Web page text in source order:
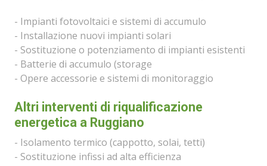
- Impianti fotovoltaici e sistemi di accumulo
- Installazione nuovi impianti solari
- Sostituzione o potenziamento di impianti esistenti
- Batterie di accumulo (storage
- Opere accessorie e sistemi di monitoraggio
Altri interventi di riqualificazione
energetica a Ruggiano
- Isolamento termico (cappotto, solai, tetti)
- Sostituzione infissi ad alta efficienza